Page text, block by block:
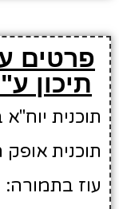
פרטים
תיכון
תוכנית
תוכנית
עוז